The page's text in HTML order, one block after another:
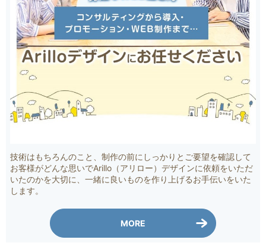
技術はもちろんのこと、制作の前にしっかりとご要望を確認して
お客様がどんな思いでArillo（アリロー）デザインに依頼をいただ
いたのかを大切に、一緒に良いものを作り上げるお手伝いをいた
します。
MORE